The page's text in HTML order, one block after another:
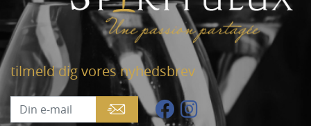
tilmeld dig vores nyhedsbrev